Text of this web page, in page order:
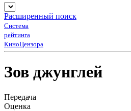
Расширенный поиск
Система
рейтинга
КиноЦензора
Зов джунглей
Передача
Оценка